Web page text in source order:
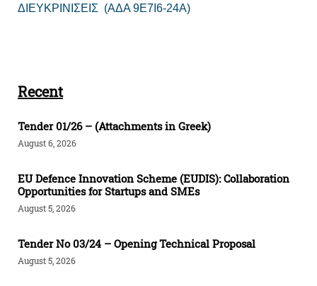
ΔΙΕΥΚΡΙΝΙΣΕΙΣ (ΑΔΑ 9E7I6-24A)
Recent
Tender 01/26 – (Attachments in Greek)
August 6, 2026
EU Defence Innovation Scheme (EUDIS): Collaboration
Opportunities for Startups and SMEs
August 5, 2026
Tender Νο 03/24 – Opening Technical Proposal
August 5, 2026